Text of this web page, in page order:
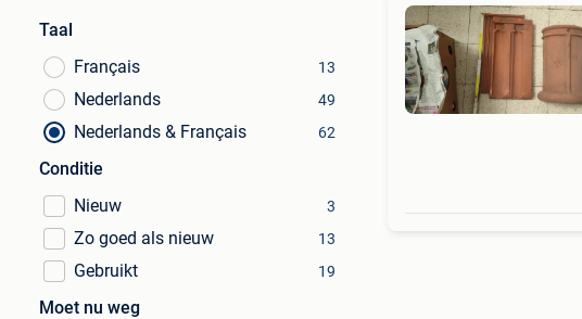
Taal
Français
13
Nederlands 49
Nederlands & Français 62
Conditie
Nieuw
3
Zo goed als nieuw 13
Gebruikt 19
Moet nu weg